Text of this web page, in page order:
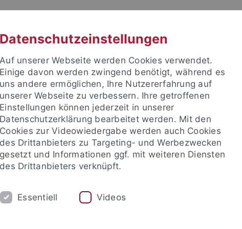
/ Organizing your Studies
Datenschutzeinstellungen
Auf unserer Webseite werden Cookies verwendet.
Einige davon werden zwingend benötigt, während es
uns andere ermöglichen, Ihre Nutzererfahrung auf
unserer Webseite zu verbessern. Ihre getroffenen
Einstellungen können jederzeit in unserer
Datenschutzerklärung bearbeitet werden. Mit den
Cookies zur Videowiedergabe werden auch Cookies
des Drittanbieters zu Targeting- und Werbezwecken
gesetzt und Informationen ggf. mit weiteren Diensten
des Drittanbieters verknüpft.
Essentiell Videos